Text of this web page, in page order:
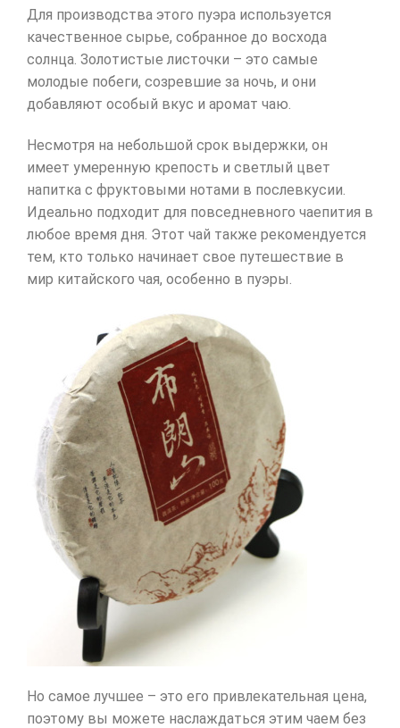
Для производства этого пуэра используется
качественное сырье, собранное до восхода
солнца. Золотистые листочки – это самые
молодые побеги, созревшие за ночь, и они
добавляют особый вкус и аромат чаю.
Несмотря на небольшой срок выдержки, он
имеет умеренную крепость и светлый цвет
напитка с фруктовыми нотами в послевкусии.
Идеально подходит для повседневного чаепития в
любое время дня. Этот чай также рекомендуется
тем, кто только начинает свое путешествие в
мир китайского чая, особенно в пуэры.
Но самое лучшее – это его привлекательная цена,
поэтому вы можете наслаждаться этим чаем без